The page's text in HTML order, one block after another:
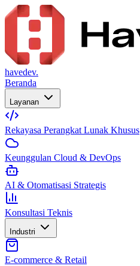
havedev.
Beranda
Layanan
Rekayasa Perangkat Lunak Khusus
Keunggulan Cloud & DevOps
AI & Otomatisasi Strategis
Konsultasi Teknis
Industri
E-commerce & Retail